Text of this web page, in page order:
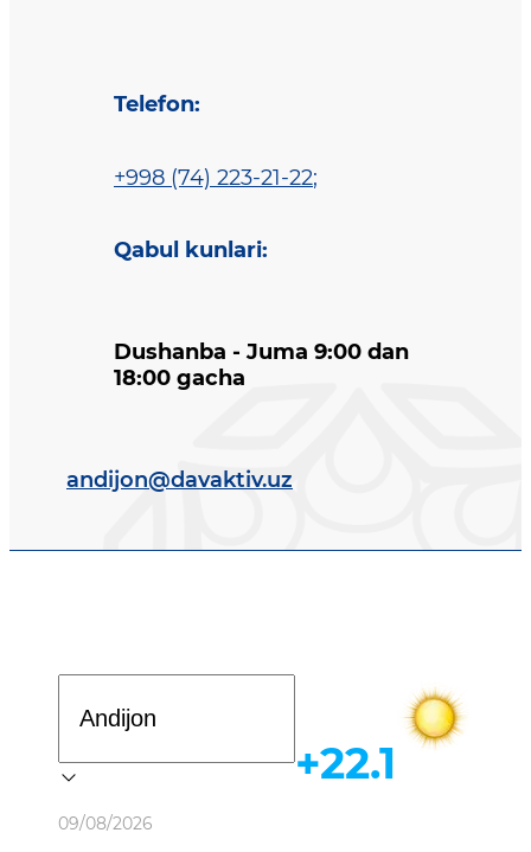
Telefon:
+998 (74) 223-21-22;
Qabul kunlari:
Dushanba - Juma 9:00 dan
18:00 gacha
andijon@davaktiv.uz
Ob-havo
09/08/2026
+22.1